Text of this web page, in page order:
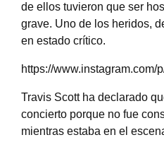
de ellos tuvieron que ser
grave. Uno de los heridos,
en estado crítico.
https://www.instagram.com/
Travis Scott ha declarado
concierto porque no fue
mientras estaba en el